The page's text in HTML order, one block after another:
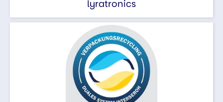
lyratronics